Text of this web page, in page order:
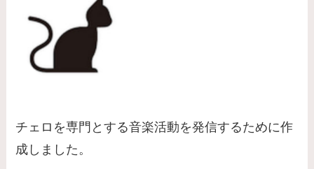
チェロを専門とする音楽活動を発信するために作
成しました。